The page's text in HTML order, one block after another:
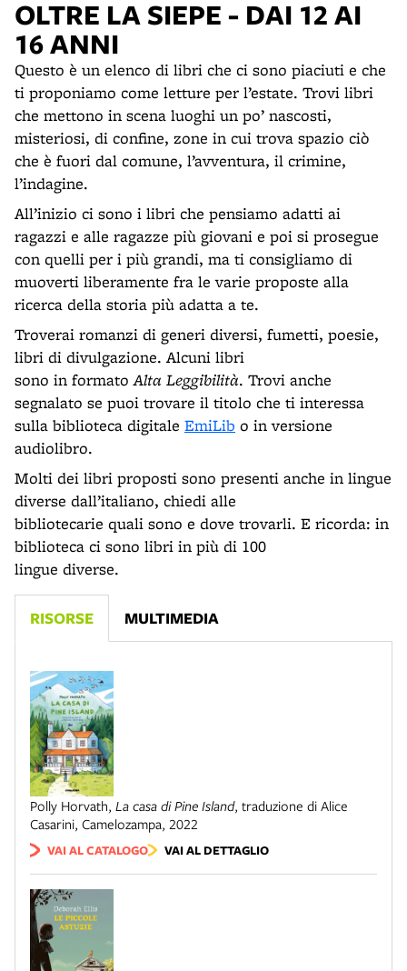
OLTRE LA SIEPE - DAI 12 AI
16 ANNI
Questo è un elenco di libri che ci sono piaciuti e che
ti proponiamo come letture per l’estate. Trovi libri
che mettono in scena luoghi un po’ nascosti,
misteriosi, di confine, zone in cui trova spazio ciò
che è fuori dal comune, l’avventura, il crimine,
l’indagine.
All’inizio ci sono i libri che pensiamo adatti ai
ragazzi e alle ragazze più giovani e poi si prosegue
con quelli per i più grandi, ma ti consigliamo di
muoverti liberamente fra le varie proposte alla
ricerca della storia più adatta a te.
Troverai romanzi di generi diversi, fumetti, poesie,
libri di divulgazione. Alcuni libri
sono in formatoAlta Leggibilità. Trovi anche
segnalato se puoi trovare il titolo che ti interessa
sulla biblioteca digitale EmiLib o in versione
audiolibro.
Molti dei libri proposti sono presenti anche in lingue
diverse dall’italiano, chiedi alle
bibliotecarie quali sono e dove trovarli. E ricorda: in
biblioteca ci sono libri in più di 100
lingue diverse.
RISORSE MULTIMEDIA
Polly Horvath, La casa di Pine Island, traduzione di Alice
Casarini, Camelozampa, 2022
VAI AL CATALOGO VAI AL DETTAGLIO